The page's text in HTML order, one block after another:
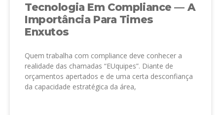
Tecnologia Em Compliance — A
Importância Para Times
Enxutos
Quem trabalha com compliance deve conhecer a
realidade das chamadas “EUquipes”. Diante de
orçamentos apertados e de uma certa desconfiança
da capacidade estratégica da área,